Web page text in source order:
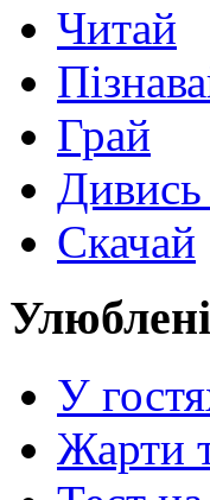
Читай
Грай
Дивись
Скачай
У
Жарти